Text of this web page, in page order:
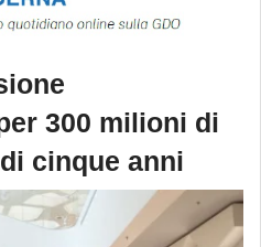
300 milioni di
cinque anni